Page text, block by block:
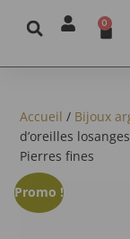
0
Accueil / Bijoux
d’oreilles
Pierres fines
Promo !